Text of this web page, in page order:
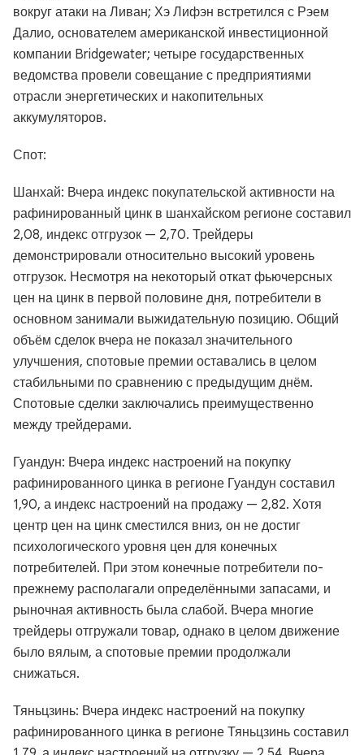
вокруг атаки на Ливан; Хэ Лифэн встретился с Рэем
Далио, основателем американской инвестиционной
компании Bridgewater; четыре государственных
ведомства провели совещание с предприятиями
отрасли энергетических и накопительных
аккумуляторов.
Спот:
Шанхай: Вчера индекс покупательской активности на
рафинированный цинк в шанхайском регионе составил
2,08, индекс отгрузок — 2,70. Трейдеры
демонстрировали относительно высокий уровень
отгрузок. Несмотря на некоторый откат фьючерсных
цен на цинк в первой половине дня, потребители в
основном занимали выжидательную позицию. Общий
объём сделок вчера не показал значительного
улучшения, спотовые премии оставались в целом
стабильными по сравнению с предыдущим днём.
Спотовые сделки заключались преимущественно
между трейдерами.
Гуандун: Вчера индекс настроений на покупку
рафинированного цинка в регионе Гуандун составил
1,90, а индекс настроений на продажу — 2,82. Хотя
центр цен на цинк сместился вниз, он не достиг
психологического уровня цен для конечных
потребителей. При этом конечные потребители по-
прежнему располагали определёнными запасами, и
рыночная активность была слабой. Вчера многие
трейдеры отгружали товар, однако в целом движение
было вялым, а спотовые премии продолжали
снижаться.
Тяньцзинь: Вчера индекс настроений на покупку
рафинированного цинка в регионе Тяньцзинь составил